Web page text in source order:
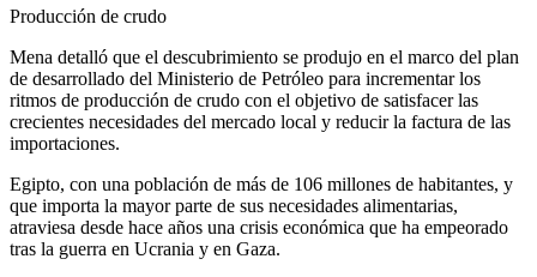
Producción de crudo
Mena detalló que el descubrimiento se produjo en el marco del plan
de desarrollado del Ministerio de Petróleo para incrementar los
ritmos de producción de crudo con el objetivo de satisfacer las
crecientes necesidades del mercado local y reducir la factura de las
importaciones.
Egipto, con una población de más de 106 millones de habitantes, y
que importa la mayor parte de sus necesidades alimentarias,
atraviesa desde hace años una crisis económica que ha empeorado
tras la guerra en Ucrania y en Gaza.